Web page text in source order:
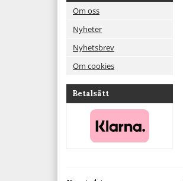
Om oss
Nyheter
Nyhetsbrev
Om cookies
Betalsätt